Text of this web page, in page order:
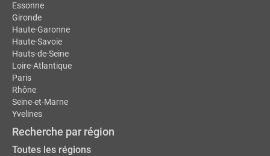
Essonne
Gironde
Haute-Garonne
Haute-Savoie
Hauts-de-Seine
Loire-Atlantique
Paris
Rhône
Seine-et-Marne
Yvelines
Recherche par région
Toutes les régions